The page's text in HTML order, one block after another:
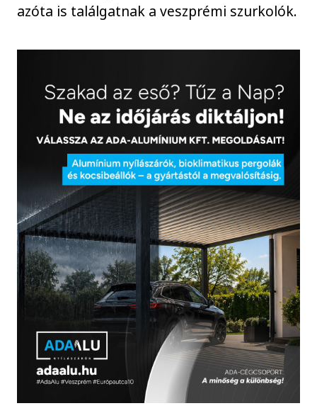
azóta is találgatnak a veszprémi szurkolók.